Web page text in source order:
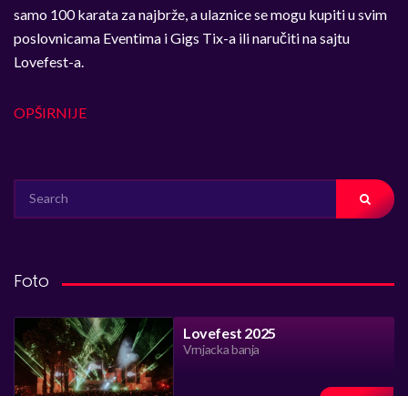
samo 100 karata za najbrže, a ulaznice se mogu kupiti u svim
poslovnicama Eventima i Gigs Tix-a ili naručiti na sajtu
Lovefest-a.
OPŠIRNIJE
FOR:
Foto
Lovefest 2025
Vrnjacka banja